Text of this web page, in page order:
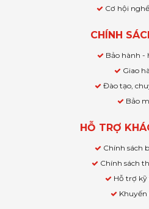
Cơ hội
CHÍNH
Bảo hành -
Giao
Đào tạo,
Bảo
HỖ TRỢ
Chính sách
Chính sách
Hỗ trợ
Khuyến